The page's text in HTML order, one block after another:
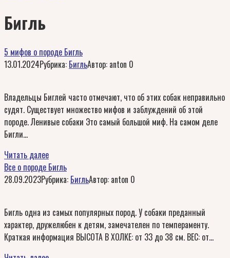
Бигль
5 мифов о породе Бигль
13.01.2024Рубрика: БигльАвтор: anton 0
Владельцы Биглей часто отмечают, что об этих собак неправильно
судят. Существует множество мифов и заблуждений об этой
породе. Ленивые собаки Это самый большой миф. На самом деле
Бигли…
Читать далее
Все о породе Бигль
28.09.2023Рубрика: БигльАвтор: anton 0
Бигль одна из самых популярных пород. У собаки преданный
характер, дружелюбен к детям, замечателен по темпераменту.
Краткая информация ВЫСОТА В ХОЛКЕ: от 33 до 38 см. ВЕС: от…